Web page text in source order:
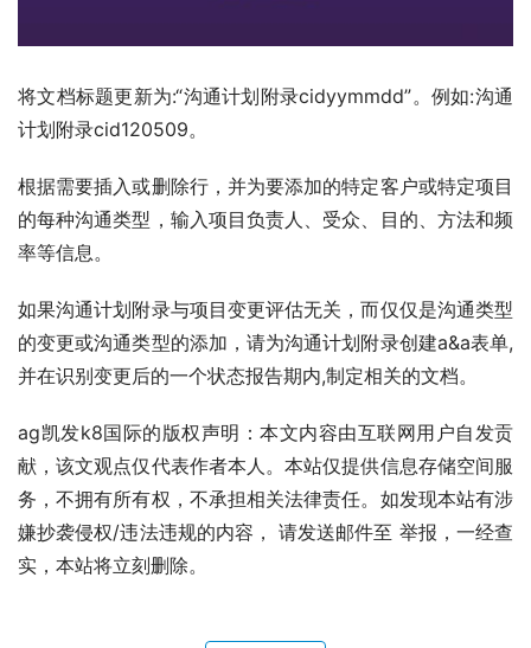
将文档标题更新为:“沟通计划附录cidyymmdd”。例如:沟通
计划附录cid120509。
根据需要插入或删除行，并为要添加的特定客户或特定项目
的每种沟通类型，输入项目负责人、受众、目的、方法和频
率等信息。
如果沟通计划附录与项目变更评估无关，而仅仅是沟通类型
的变更或沟通类型的添加，请为沟通计划附录创建a&a表单,
并在识别变更后的一个状态报告期内,制定相关的文档。
ag凯发k8国际的版权声明：本文内容由互联网用户自发贡
献，该文观点仅代表作者本人。本站仅提供信息存储空间服
务，不拥有所有权，不承担相关法律责任。如发现本站有涉
嫌抄袭侵权/违法违规的内容， 请发送邮件至 举报，一经查
实，本站将立刻删除。